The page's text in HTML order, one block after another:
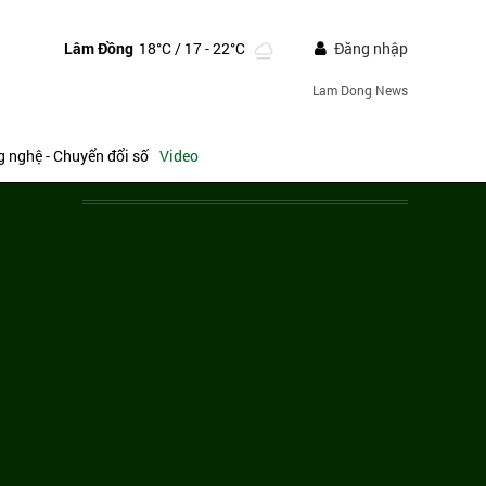
Lâm Đồng 18°C/ 17 - 22°C Đăng nhập
Lam Dong News
nghệ - Chuyển đổi số Video